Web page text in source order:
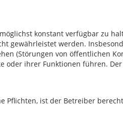
konstant verfügbar zu
gewährleistet werden.
(Störungen von öffentlichen
oder ihrer Funktionen führen.
Pflichten, ist der Betreiber